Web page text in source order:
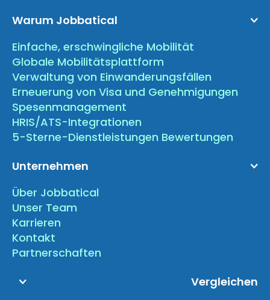
Warum Jobbatical
Einfache, erschwingliche Mobilität
Globale Mobilitätsplattform
Verwaltung von Einwanderungsfällen
Erneuerung von Visa und Genehmigungen
Spesenmanagement
HRIS/ATS-Integrationen
5-Sterne-Dienstleistungen Bewertungen
Unternehmen
Über Jobbatical
Unser Team
Karrieren
Kontakt
Partnerschaften
Vergleichen